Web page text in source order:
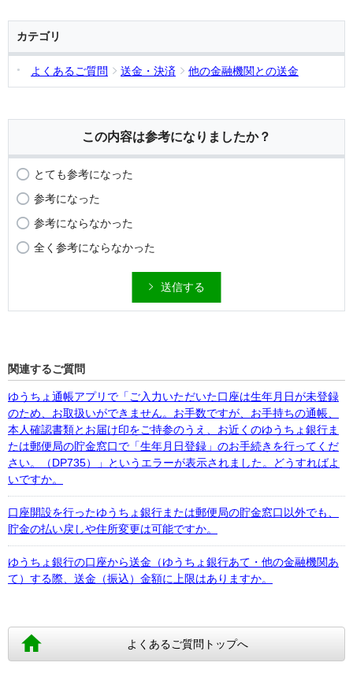
カテゴリ
よくあるご質問 送金・決済 他の金融機関との送金
この内容は参考になりましたか？
とても参考になった
参考になった
参考にならなかった
全く参考にならなかった
送信する
関連するご質問
ゆうちょ通帳アプリで「ご入力いただいた口座は生年月日が未登録
のため、お取扱いができません。お手数ですが、お手持ちの通帳、
本人確認書類とお届け印をご持参のうえ、お近くのゆうちょ銀行ま
たは郵便局の貯金窓口で「生年月日登録」のお手続きを行ってくだ
さい。（DP735）」というエラーが表示されました。どうすればよ
いですか。
口座開設を行ったゆうちょ銀行または郵便局の貯金窓口以外でも、
貯金の払い戻しや住所変更は可能ですか。
ゆうちょ銀行の口座から送金（ゆうちょ銀行あて・他の金融機関あ
て）する際、送金（振込）金額に上限はありますか。
よくあるご質問トップへ